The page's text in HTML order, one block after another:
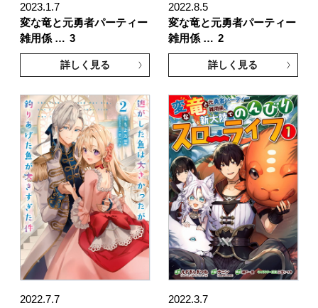
2023.1.7
変な竜と元勇者パーティー
雑用係 … 3
詳しく見る
2022.8.5
変な竜と元勇者パーティー
雑用係 … 2
詳しく見る
2022.7.7
2022.3.7